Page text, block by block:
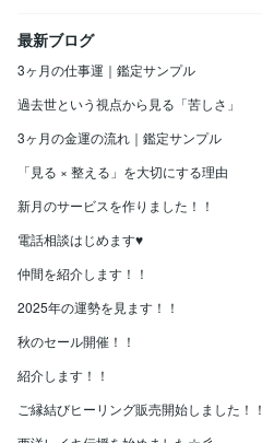
最新ブログ
3ヶ月の仕事運｜鑑定サンプル
過去世という視点から見る「苦しさ」
3ヶ月の金運の流れ｜鑑定サンプル
「見る × 整える」を大切にする理由
新月のサービスを作りました！！
電話相談はじめます♥
仲間を紹介します！！
2025年の運勢を見ます！！
秋のセール開催！！
紹介します！！
ご縁結びヒーリング販売開始しました！！